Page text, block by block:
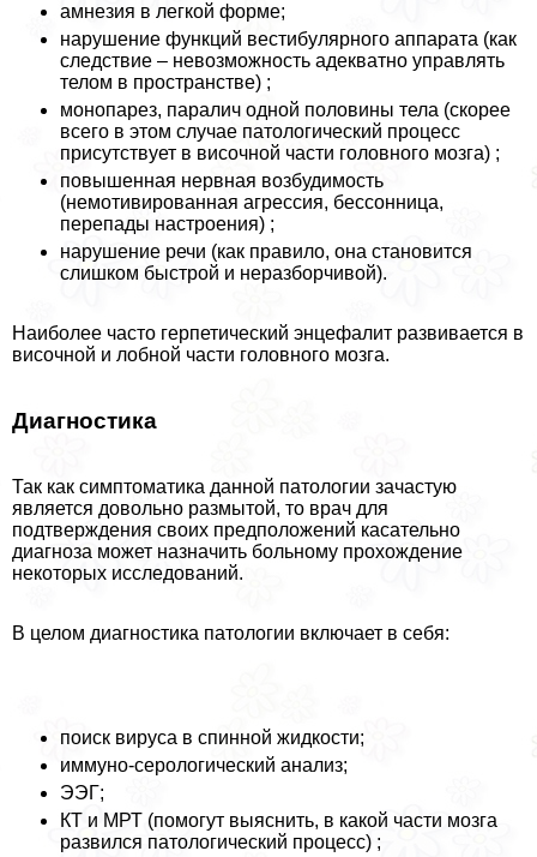
амнезия в легкой форме;
нарушение функций вестибулярного аппарата (как
следствие – невозможность адекватно управлять
телом в прострaнcтве) ;
монопарез, паралич одной половины тела (скорее
всего в этом случае патологический процесс
присутствует в височной части головного мозга) ;
повышенная нервная возбудимость
(немотивированная агрессия, бессонница,
перепады настроения) ;
нарушение речи (как правило, она становится
слишком быстрой и неразборчивой).
Наиболее часто герпетический энцефалит развивается в
височной и лобной части головного мозга.
Диагностика
Так как симптоматика данной патологии зачастую
является довольно размытой, то врач для
подтверждения своих предположений касательно
диагноза может назначить больному прохождение
некоторых исследований.
В целом диагностика патологии включает в себя:
поиск вируса в спинной жидкости;
иммуно-серологический анализ;
ЭЭГ;
КТ и МРТ (помогут выяснить, в какой части мозга
развился патологический процесс) ;